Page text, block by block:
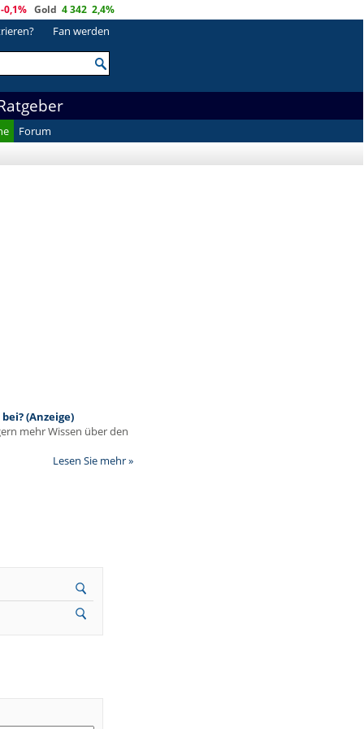
-0,1% Gold 4 342 2,4%
Fan werden
Forum
(Anzeige)
mehr Wissen über den
Lesen Sie mehr »